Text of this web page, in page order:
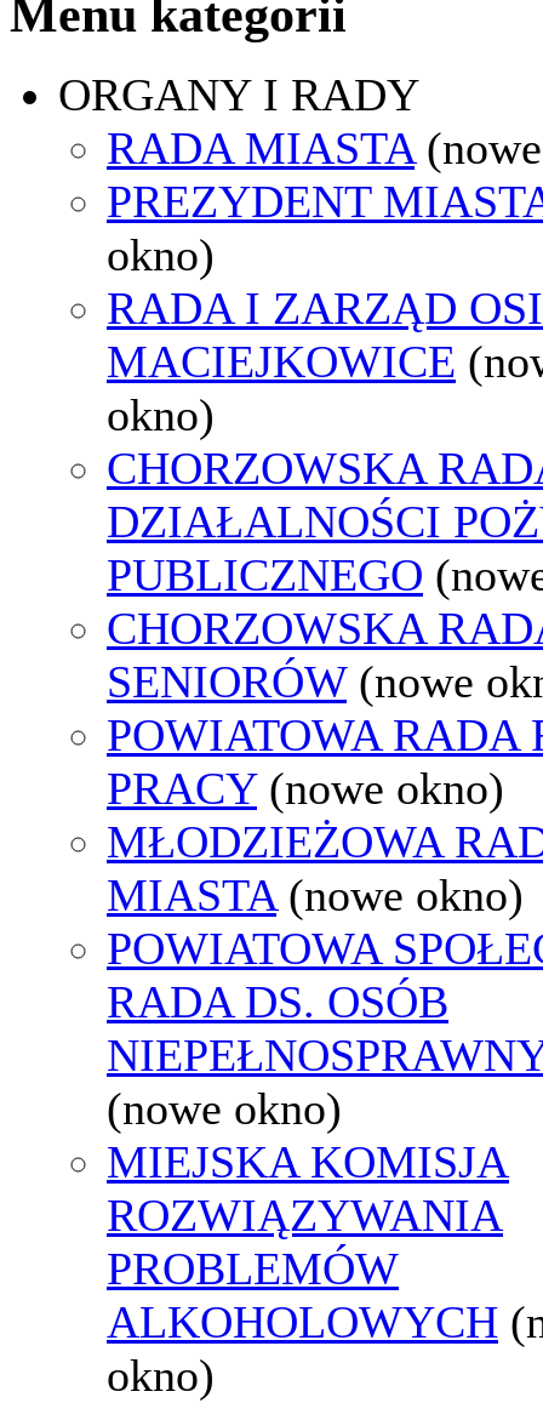
Menu kategorii
ORGANY I RADY
RADA MIASTA
PREZYDENT
okno)
RADA I ZARZĄD
MACIEJKOWICE
okno)
CHORZOWSKA
DZIAŁALNOŚCI
PUBLICZNEGO
CHORZOWSKA
SENIORÓW (nowe
POWIATOWA RADA
PRACY (nowe okno)
MŁODZIEŻOWA
MIASTA (nowe okno)
POWIATOWA
RADA DS. OSÓB
(nowe okno)
MIEJSKA KOMISJA
ROZWIĄZYWANIA
PROBLEMÓW
ALKOHOLOWYCH
okno)